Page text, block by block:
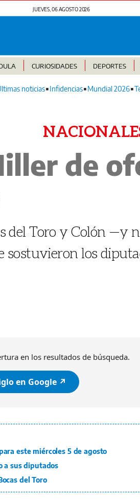
JUEVES, 06 AGOSTO 2026
CURIOSIDADES DEPORTES
noticias Infidencias Mundial 2026
de
del Toro y Colón —y
los
en los resultados de búsqueda.
en Google ↗️
este miércoles 5 de agosto
a sus diputados
del Toro